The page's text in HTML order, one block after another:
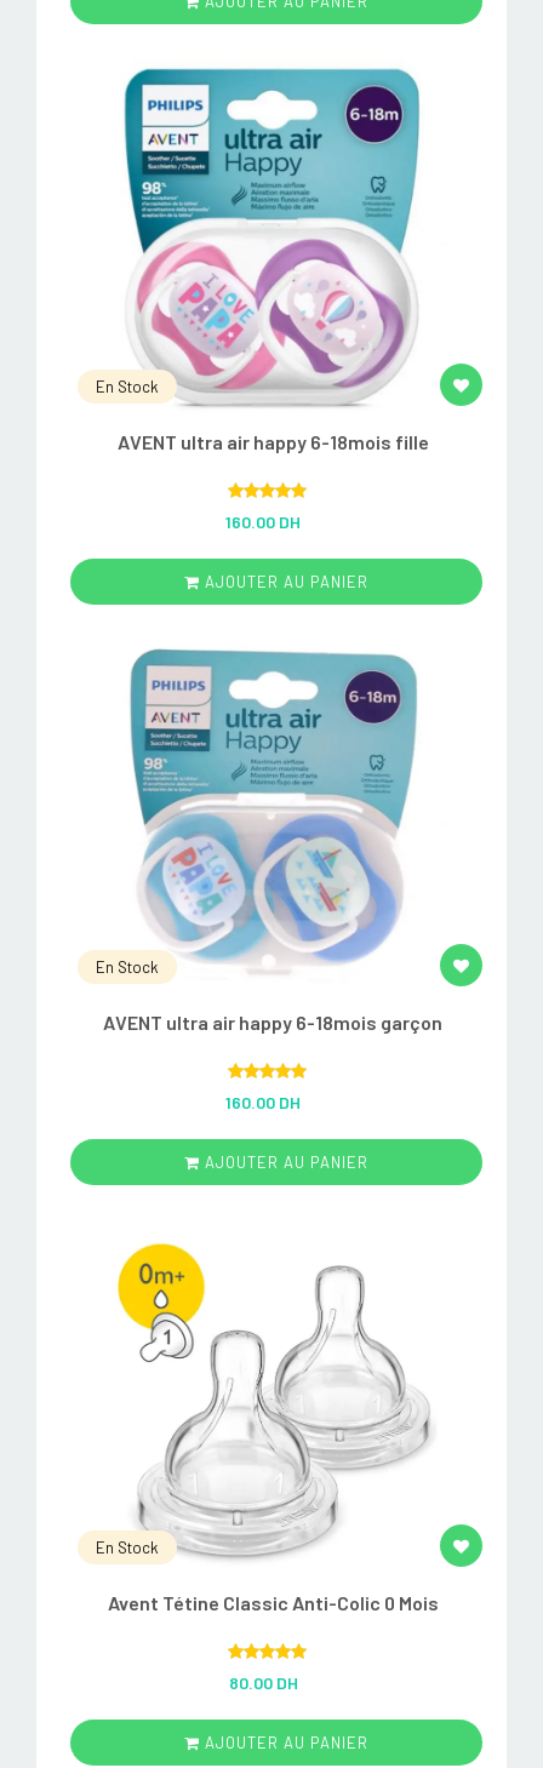
En Stock
AVENT ultra air happy 6-18mois fille
out of 5
160.00 DH
AJOUTER AU PANIER
En Stock
AVENT ultra air happy 6-18mois garçon
out of 5
160.00 DH
AJOUTER AU PANIER
En Stock
Avent Tétine Classic Anti-Colic 0 Mois
out of 5
80.00 DH
AJOUTER AU PANIER